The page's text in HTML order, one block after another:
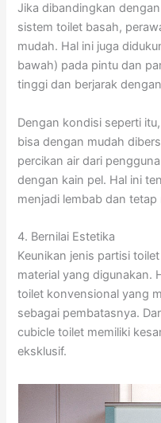
Jika dibandingkan
sistem toilet basah,
mudah. Hal ini juga
bawah) pada pintu dan
tinggi dan berjarak
Dengan kondisi seperti
bisa dengan mudah
percikan air dari
dengan kain pel. Hal ini
menjadi lembab dan
4. Bernilai Estetika
Keunikan jenis partisi
material yang digunakan.
toilet konvensional yang
sebagai pembatasnya.
cubicle toilet memiliki
eksklusif.